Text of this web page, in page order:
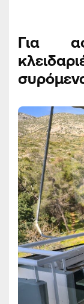
Για